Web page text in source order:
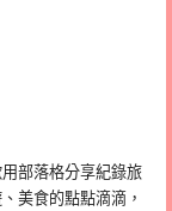
部落格分享紀錄旅
美食的點點滴滴，